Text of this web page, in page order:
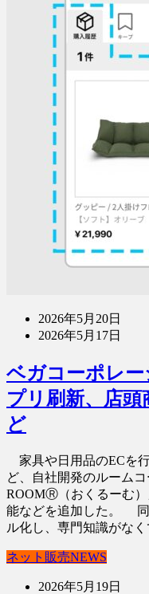
2026年5月20日
2026年5月17日
ベガコーポレ
プリ刷新、店頭
ど
家具や日用品のECを
ど、自社開発のルーム
ROOMⓇ（おくるーむ
能などを追加した。 同
ル化し、専門知識がな
ネット販売NEWS
2026年5月19日